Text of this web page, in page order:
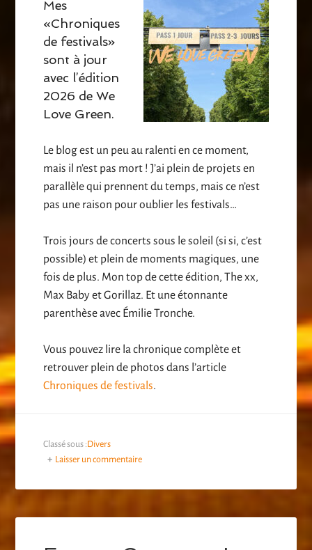
Mes
«Chroniques
de festivals»
sont à jour
avec l’édition
2026 de We
Love Green.
Le blog est un peu au ralenti en ce moment,
mais il n’est pas mort ! J’ai plein de projets en
parallèle qui prennent du temps, mais ce n’est
pas une raison pour oublier les festivals…
Trois jours de concerts sous le soleil (si si, c’est
possible) et plein de moments magiques, une
fois de plus. Mon top de cette édition, The xx,
Max Baby et Gorillaz. Et une étonnante
parenthèse avec Émilie Tronche.
Vous pouvez lire la chronique complète et
retrouver plein de photos dans l’article
Chroniques de festivals.
Classé sous : Divers
Laisser un commentaire